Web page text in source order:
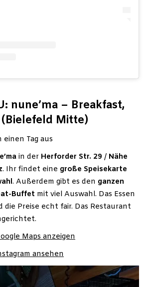
nune’ma – Breakfast,
(Bielefeld Mitte)
Tag aus
in der Herforder Str. 29 / Nähe
. Ihr findet eine große Speisekarte
. Außerdem gibt es den ganzen
Buffet mit viel Auswahl. Das Essen
die Preise echt fair. Das Restaurant
Maps anzeigen
ansehen